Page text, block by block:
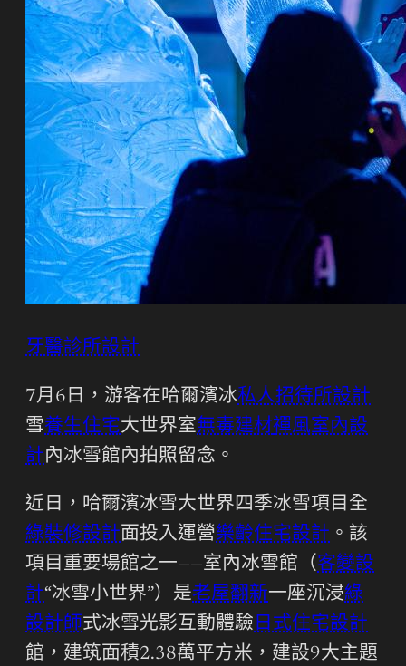
牙醫診所設計
7月6日，游客在哈爾濱冰私人招待所設計
雪養生住宅大世界室無毒建材禪風室內設
計內冰雪館內拍照留念。
近日，哈爾濱冰雪大世界四季冰雪項目全
綠裝修設計面投入運營樂齡住宅設計 。該
項目重要場館之一——室內冰雪館（客變設
計“冰雪小世界”）是老屋翻新一座沉浸綠
設計師式冰雪光影互動體驗日式住宅設計
館，建筑面積2.38萬平方米，建設9大主題